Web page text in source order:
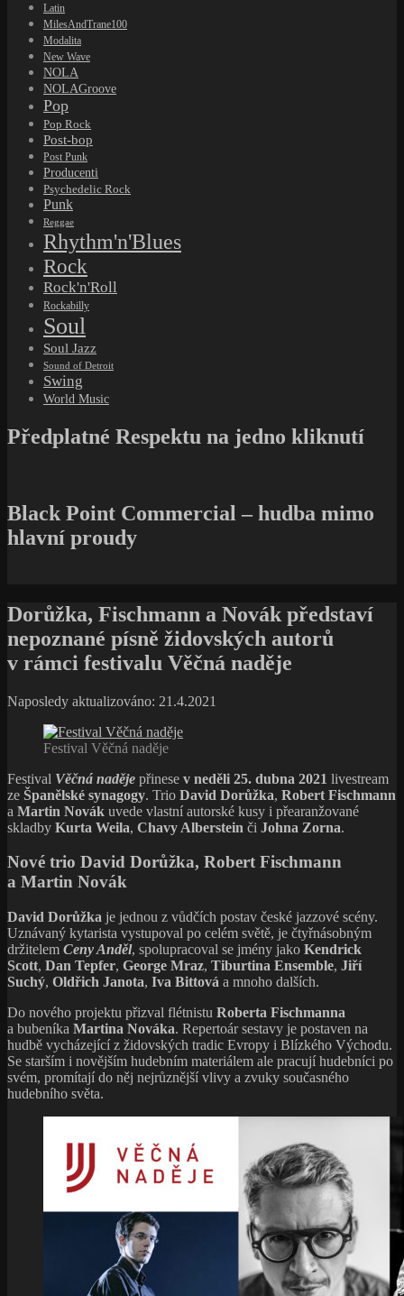
Latin
MilesAndTrane100
Modalita
New Wave
NOLA
NOLAGroove
Pop
Pop Rock
Post-bop
Post Punk
Producenti
Psychedelic Rock
Punk
Reggae
Rhythm'n'Blues
Rock
Rock'n'Roll
Rockabilly
Soul
Soul Jazz
Sound of Detroit
Swing
World Music
Předplatné Respektu na jedno kliknutí
Black Point Commercial – hudba mimo
hlavní proudy
Dorůžka, Fischmann a Novák představí
nepoznané písně židovských autorů
v rámci festivalu Věčná naděje
Naposledy aktualizováno: 21.4.2021
Festival Věčná naděje
Festival Věčná naděje přinese v neděli 25. dubna 2021 livestream
ze Španělské synagogy. Trio David Dorůžka, Robert Fischmann
a Martin Novák uvede vlastní autorské kusy i přearanžované
skladby Kurta Weila, Chavy Alberstein či Johna Zorna.
Nové trio David Dorůžka, Robert Fischmann
a Martin Novák
David Dorůžka je jednou z vůdčích postav české jazzové scény.
Uznávaný kytarista vystupoval po celém světě, je čtyřnásobným
držitelem Ceny Anděl, spolupracoval se jmény jako Kendrick
Scott, Dan Tepfer, George Mraz, Tiburtina Ensemble, Jiří
Suchý, Oldřich Janota, Iva Bittová a mnoho dalších.
Do nového projektu přizval flétnistu Roberta Fischmanna
a bubeníka Martina Nováka. Repertoár sestavy je postaven na
hudbě vycházející z židovských tradic Evropy i Blízkého Východu.
Se starším i novějším hudebním materiálem ale pracují hudebníci po
svém, promítají do něj nejrůznější vlivy a zvuky současného
hudebního světa.